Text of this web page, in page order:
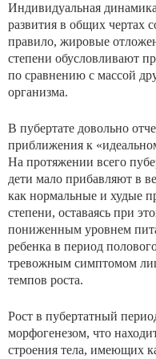
Индивидуальная
развития в общих чертах
правило, жировые
степени обусловливают
по сравнению с массой
организма.
В пубертате довольно
приближения к
На протяжении всего
дети мало прибавляют в
как нормальные и худые
степени, оставаясь при
пониженным уровнем
ребенка в период
тревожным симптомом
темпов роста.
Рост в пубертатный
морфогенезом, что
строения тела, имеющих